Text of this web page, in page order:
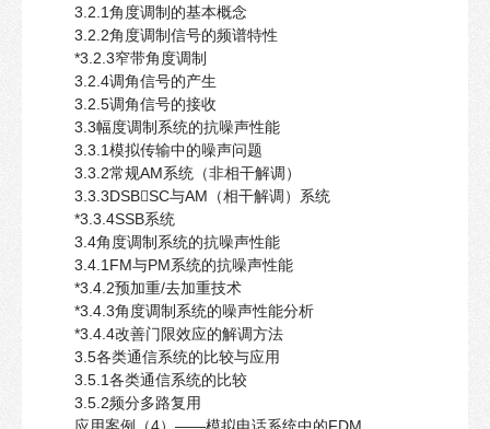
3.2.1角度调制的基本概念
3.2.2角度调制信号的频谱特性
*3.2.3窄带角度调制
3.2.4调角信号的产生
3.2.5调角信号的接收
3.3幅度调制系统的抗噪声性能
3.3.1模拟传输中的噪声问题
3.3.2常规AM系统（非相干解调）
3.3.3DSBSC与AM（相干解调）系统
*3.3.4SSB系统
3.4角度调制系统的抗噪声性能
3.4.1FM与PM系统的抗噪声性能
*3.4.2预加重/去加重技术
*3.4.3角度调制系统的噪声性能分析
*3.4.4改善门限效应的解调方法
3.5各类通信系统的比较与应用
3.5.1各类通信系统的比较
3.5.2频分多路复用